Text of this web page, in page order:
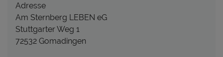
Adresse
Am Sternberg LEBEN eG
Stuttgarter Weg 1
72532 Gomadingen